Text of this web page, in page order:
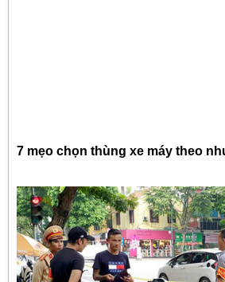
7 mẹo chọn thùng xe máy theo